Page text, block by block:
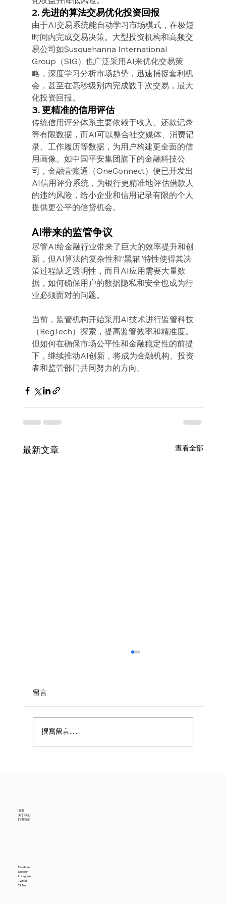
2. 先进的算法交易优化投资回报
由于AI交易系统能自动学习市场模式，在极短
时间内完成交易决策。大型投资机构和高频交
易公司如Susquehanna International
Group（SIG）也广泛采用AI来优化交易策
略，深度学习分析市场趋势，迅速捕捉套利机
会，甚至在毫秒级别内完成数千次交易，最大
化投资回报。
3. 更精准的信用评估
传统信用评分体系主要依赖于收入、还款记录
等有限数据，而AI可以整合社交媒体、消费记
录、工作履历等数据，为用户构建更全面的信
用画像。如中国平安集团旗下的金融科技公
司，金融壹账通（OneConnect）便已开发出
AI信用评分系统，为银行更精准地评估借款人
的违约风险，给小企业和信用记录有限的个人
提供更公平的信贷机会。
AI带来的监管争议
尽管AI给金融行业带来了巨大的效率提升和创
新，但AI算法的复杂性和“黑箱”特性使得其决
策过程缺乏透明性，而且AI应用需要大量数
据，如何确保用户的数据隐私和安全也成为行
业必须面对的问题。
当前，监管机构开始采用AI技术进行监管科技
（RegTech）探索，提高监管效率和精准度。
但如何在确保市场公平性和金融稳定性的前提
下，继续推动AI创新，将成为金融机构、投资
者和监管部门共同努力的方向。
最新文章 查看全部
留言
撰寫留言......
首页
关于我们
联系我们
Facebook
LinkedIn
Instagram
Twitter
TikTok